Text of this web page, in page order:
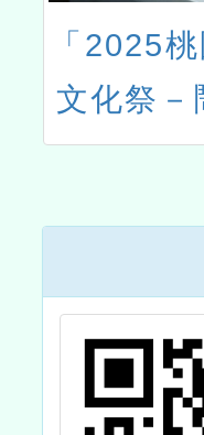
「2025
文化祭－
學生繪畫
動簡